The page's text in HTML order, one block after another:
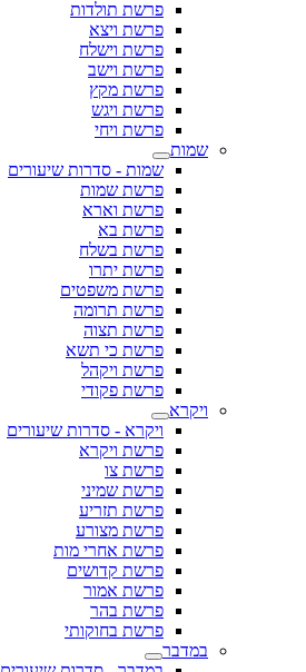
פרשת תולדות
פרשת ויצא
פרשת וישלח
פרשת וישב
פרשת מקץ
פרשת ויגש
פרשת ויחי
שמות
שמות - סדרות שיעורים
פרשת שמות
פרשת וארא
פרשת בא
פרשת בשלח
פרשת יתרו
פרשת משפטים
פרשת תרומה
פרשת תצוה
פרשת כי תשא
פרשת ויקהל
פרשת פקודי
ויקרא
ויקרא - סדרות שיעורים
פרשת ויקרא
פרשת צו
פרשת שמיני
פרשת תזריע
פרשת מצורע
פרשת אחרי מות
פרשת קדושים
פרשת אמור
פרשת בהר
פרשת בחוקותי
במדבר